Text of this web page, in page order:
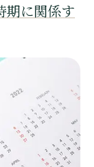
期に関係す